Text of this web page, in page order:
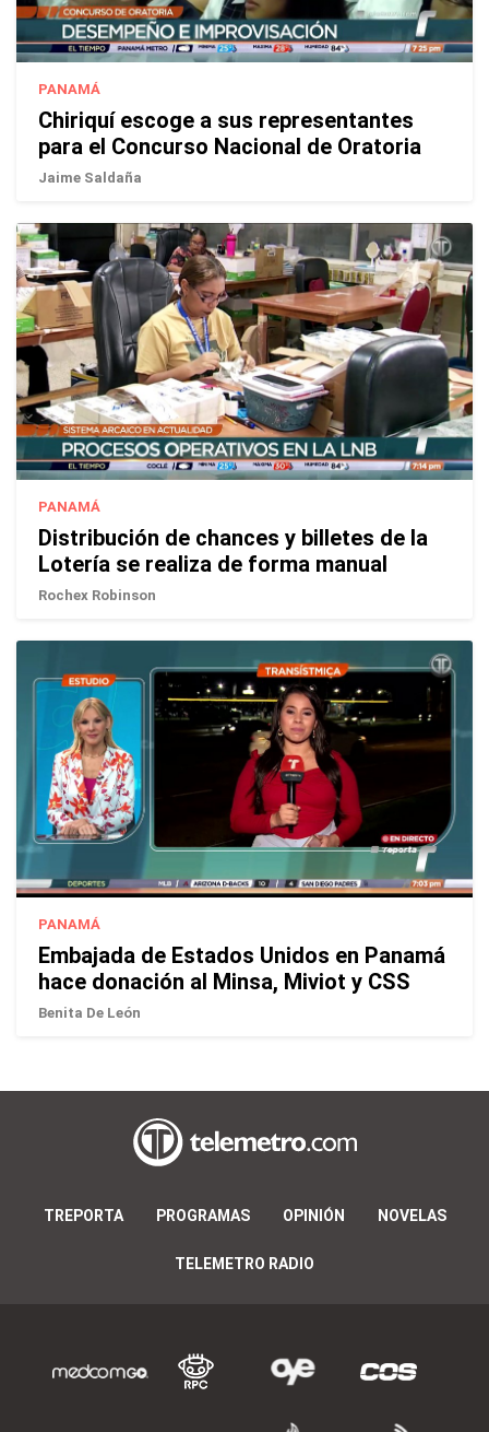
PANAMÁ
Chiriquí escoge a sus representantes
para el Concurso Nacional de Oratoria
Jaime Saldaña
PANAMÁ
Distribución de chances y billetes de la
Lotería se realiza de forma manual
Rochex Robinson
PANAMÁ
Embajada de Estados Unidos en Panamá
hace donación al Minsa, Miviot y CSS
Benita De León
TREPORTA PROGRAMAS OPINIÓN NOVELAS
TELEMETRO RADIO